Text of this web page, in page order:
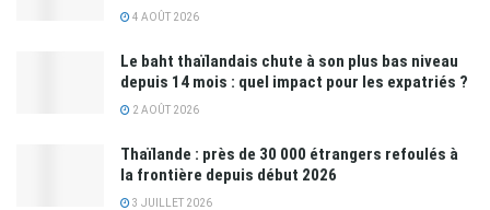
4 AOÛT 2026
Le baht thaïlandais chute à son plus bas niveau
depuis 14 mois : quel impact pour les expatriés ?
2 AOÛT 2026
Thaïlande : près de 30 000 étrangers refoulés à
la frontière depuis début 2026
3 JUILLET 2026